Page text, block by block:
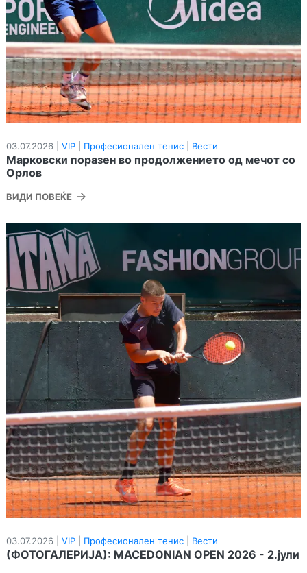
03.07.2026 | VIP Професионален тенис Вести
Марковски поразен во продолжението од мечот со
Орлов
ВИДИ ПОВЕЌЕ
03.07.2026 | VIP Професионален тенис Вести
(ФОТОГАЛЕРИЈА): MACEDONIAN OPEN 2026 - 2.јули